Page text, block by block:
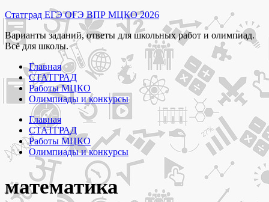
Перейти
к
содержимому
Статград ЕГЭ ОГЭ ВПР МЦКО 2026
Варианты заданий, ответы для школьных работ и олимпиад.
Всё для школы.
Главная
СТАТГРАД
Работы МЦКО
Олимпиады и конкурсы
Главная
СТАТГРАД
Работы МЦКО
Олимпиады и конкурсы
математика